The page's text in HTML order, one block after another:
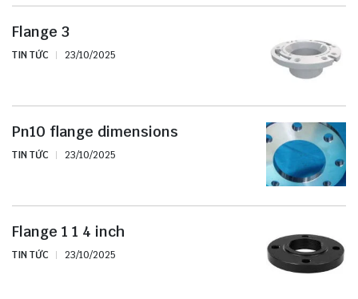
Flange 3
TIN TỨC 23/10/2025
Pn10 flange dimensions
TIN TỨC 23/10/2025
Flange 1 1 4 inch
TIN TỨC 23/10/2025